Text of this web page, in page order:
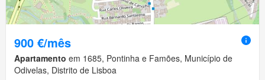
900 €/mês
Apartamento em 1685, Pontinha e Famões, Município de
Odivelas, Distrito de Lisboa